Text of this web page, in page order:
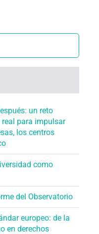
un reto
para impulsar
los centros
como
del Observatorio
europeo: de la
en derechos